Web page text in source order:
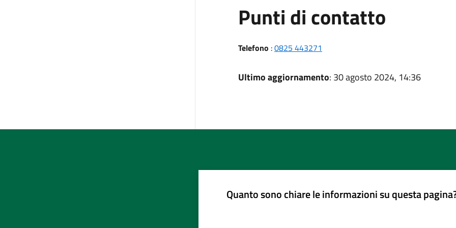
Punti di contatto
Telefono :0825 443271
Ultimo aggiornamento: 30 agosto 2024, 14:36
Quanto sono chiare le informazioni su questa